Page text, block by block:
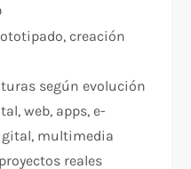
creación
según evolución
web, apps, e-
multimedia
reales